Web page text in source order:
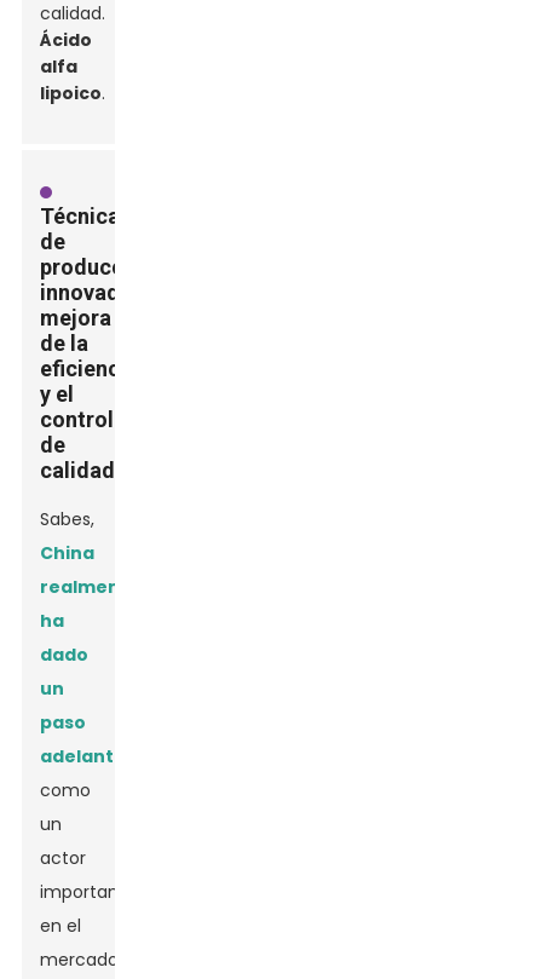
calidad.
Ácido
alfa
lipoico.
Técnicas
de
producción
innovadoras:
mejora
de la
eficiencia
y el
control
de
calidad
Sabes,
China
realmente
ha
dado
un
paso
adelante
como
un
actor
importante
en el
mercado